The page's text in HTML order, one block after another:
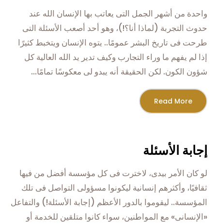
واحدة من أشهر الجمل التى يعاتب بها الإنسان الله عند
حدوث التجربة (لماذا أنا؟!)، وهو أحد أصعب الأسئلة التى
طرحت فى تاريخ البشر عمومًا.. يتوه الإنسان ويتخبط كثيرًا
إذا لم يفهم ما وراء التجارب وكيف تدير يد الله العالية كل
شؤون الكون. لكن الحقيقة أنه يبدو لى معكوسًا تمامًا...
Read More
إجابة الأسئلة
لو كان الأمر بيدى، لاخترت فى كل مؤسسة أفضل من فيها
ثقافيًا، وأكثرهم إنسانية ليكونوا مسؤولى التواصل فى تلك
المؤسسة.. ليقوموا بالدور الأعظم (إجابة الأسئلة!) والتفاعل
«الإنسانى» مع المواطنين، سواء كانوا متلقين للخدمة أو